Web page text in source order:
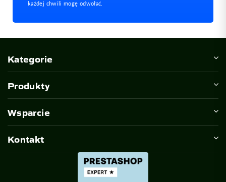
każdej chwili mogę odwołać.
Kategorie
Produkty
Wsparcie
Kontakt